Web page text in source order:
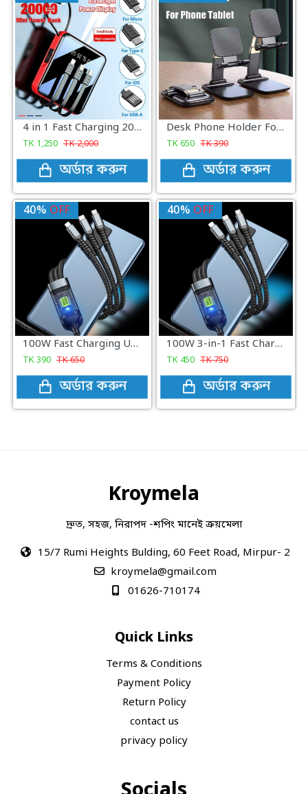
4 in 1 Fast Charging 20000mAh Portable Digital Power Bank
TK 1,250 TK2,000
অর্ডার করুন
Desk Phone Holder Foldable small and Flexible
TK650 TK390
অর্ডার করুন
40% OFF
100W Fast Charging USB 3.0 Cable
TK390 TK650
অর্ডার করুন
40% OFF
100W 3-in-1 Fast Charging Cable Intelligent Support For Ultra-Fast Charging USB, Visual Power Charging Via Multiple Interfaces
TK 450 TK750
অর্ডার করুন
Kroymela
দ্রুত, সহজ, নিরাপদ -শপিং মানেই ক্রয়মেলা
15/7 Rumi Heights Bulding, 60 Feet Road, Mirpur- 2
kroymela@gmail.com
01626-710174
Quick Links
Terms & Conditions
Payment Policy
Return Policy
contact us
privacy policy